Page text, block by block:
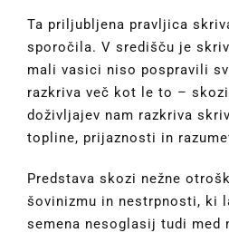
Ta priljubljena pravljica
sporočila. V središču je
mali vasici niso pospravili
razkriva več kot le to –
doživljajev nam razkriva
topline, prijaznosti in
Predstava skozi nežne
šovinizmu in nestrpnosti, ki
semena nesoglasij tudi med